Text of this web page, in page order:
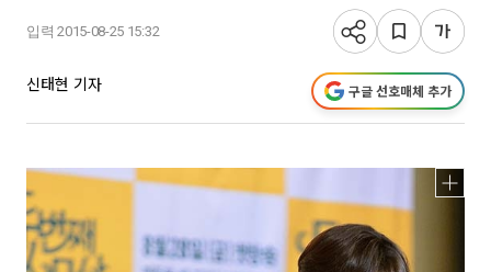
입력 2015-08-25 15:32
신태현 기자 구글 선호매체 추가